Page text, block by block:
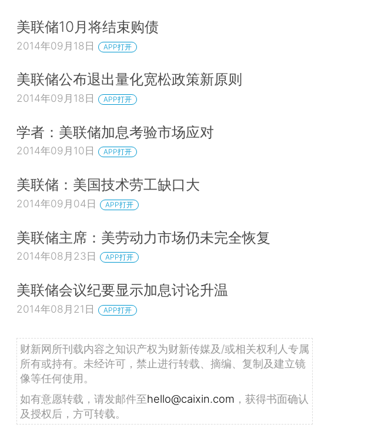
美联储10月将结束购债
2014年09月18日 APP打开
美联储公布退出量化宽松政策新原则
2014年09月18日 APP打开
学者：美联储加息考验市场应对
2014年09月10日 APP打开
美联储：美国技术劳工缺口大
2014年09月04日 APP打开
美联储主席：美劳动力市场仍未完全恢复
2014年08月23日 APP打开
美联储会议纪要显示加息讨论升温
2014年08月21日 APP打开
财新网所刊载内容之知识产权为财新传媒及/或相关权利人专属
所有或持有。未经许可，禁止进行转载、摘编、复制及建立镜
像等任何使用。
如有意愿转载，请发邮件至hello@caixin.com ，获得书面确认
及授权后，方可转载。